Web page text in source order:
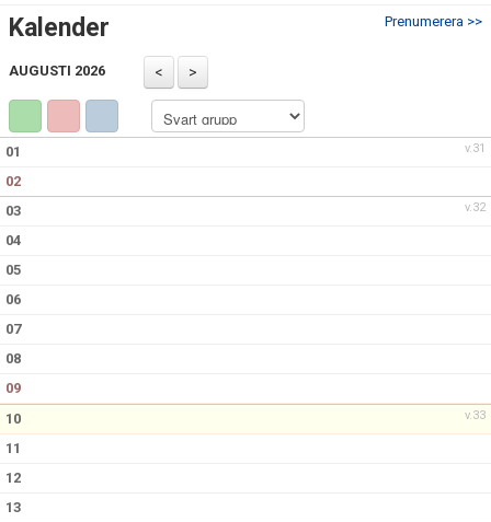
KONTAKT
LEDARE
Prenumerera >>
Kalender
AUGUSTI 2026
v.31
01
02
v.32
03
04
05
06
07
08
09
v.33
10
11
12
13